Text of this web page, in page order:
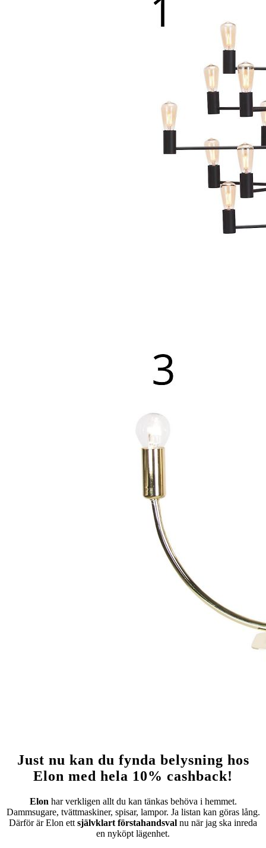
Just nu kan du fynda belysning hos
Elon med hela 10% cashback!
Elon har verkligen allt du kan tänkas behöva i hemmet.
Dammsugare, tvättmaskiner, spisar, lampor. Ja listan kan göras lång.
Därför är Elon ett självklart förstahandsval nu när jag ska inreda
en nyköpt lägenhet.